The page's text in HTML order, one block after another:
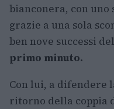
bianconera, con
grazie a una sola
ben nove successi
primo minuto.
Con lui, a difendere
ritorno della coppia